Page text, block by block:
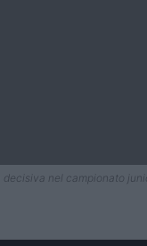
nel campionato